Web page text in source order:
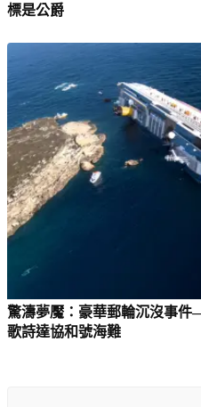
標是公爵
驚濤夢魘：豪華郵輪沉沒事
歌詩達協和號海難